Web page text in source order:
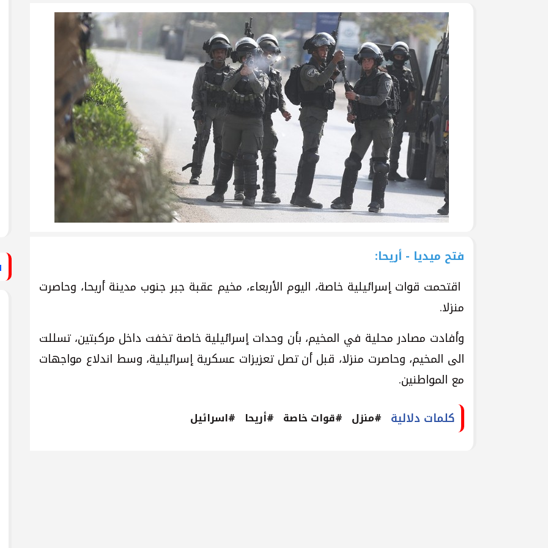
وفد من تيار الإصلاح الديمقراطي يساند الصحفيين بزيارة لقناة الكوفية
ومشاركة في وقفة تضامنية
تيار الإصلاح الديمقراطي في حركة فتح بمحافظة خان يونس ينظم لقاءً
لتكريم أسر الشهداء
تيار الإصلاح الديمقراطي في حركة فتح بمحافظة رفح يطلق حملة
(العهد والوفاء) لأسر الشهداء
تيار الإصلاح الديمقراطي يُطلق حملة إلكترونية دعمًا للأسرى بمناسبة
يوم الأسير الفلسطيني
بالصور: تيار الإصلاح الديمقراطي يطلق حملة إلكترونية رفضًا لمشروع
قانون إعدام الأسرى الفلسطينيين في سجون الاحتلال
فتح ميديا - أريحا:
اقتحمت قوات إسرائيلية خاصة، اليوم الأربعاء، مخيم عقبة جبر جنوب مدينة أريحا، وحاصرت
منزلا.
وأفادت مصادر محلية في المخيم، بأن وحدات إسرائيلية خاصة تخفت داخل مركبتين، تسللت
الى المخيم، وحاصرت منزلا، قبل أن تصل تعزيزات عسكرية إسرائيلية، وسط اندلاع مواجهات
مع المواطنين.
كلمات دلالية #منزل #قوات خاصة #أريحا #اسرائيل
فيديو: لقاء مع القيادي
الفلسطيني محمد دحلان
برنامج قصارى القول على
قناة روسـيــا اليوم
دلياني: الاحتلال يسعى
للتغطية على جرائمه بقطع
الاتصالات عن غزة